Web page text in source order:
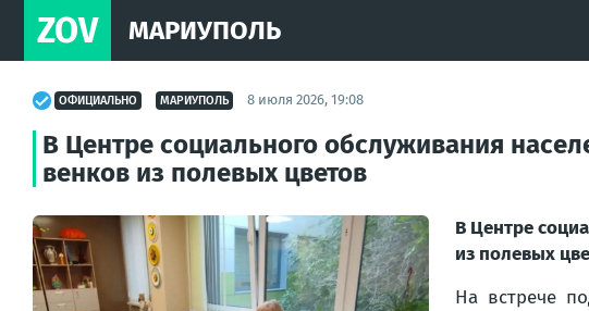
ZOV МАРИУПОЛЬ
ОФИЦИАЛЬНО МАРИУПОЛЬ 8 июля 2026, 19:08
В Центре социального обслуживания
венков из полевых цветов
В Центре
из полевых
На встрече